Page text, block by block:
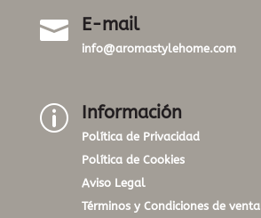
 E-mail
info@aromastylehome.com
p Información
Política de Privacidad
Política de Cookies
Aviso Legal
Términos y Condiciones de venta